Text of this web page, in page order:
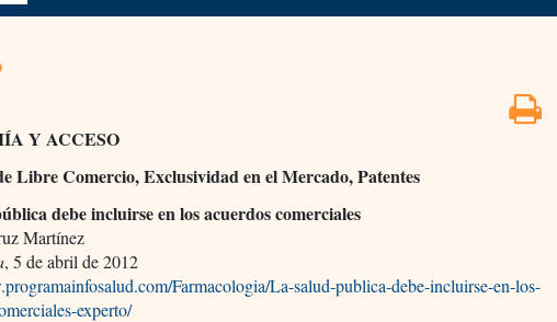
Y ACCESO
Libre Comercio, Exclusividad en el Mercado, Patentes
debe incluirse en los acuerdos comerciales
Martínez
, 5 de abril de 2012
Farmacologia/La-salud-publica-debe-incluirse-en-los-
experto/